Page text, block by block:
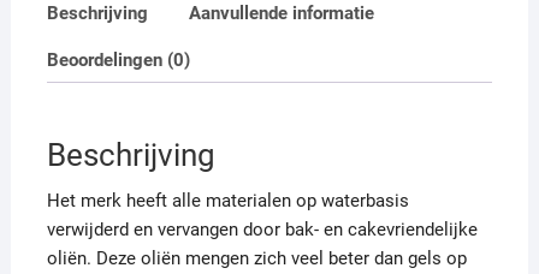
Beschrijving Aanvullende informatie
Beoordelingen (0)
Beschrijving
Het merk heeft alle materialen op waterbasis
verwijderd en vervangen door bak- en cakevriendelijke
oliën. Deze oliën mengen zich veel beter dan gels op